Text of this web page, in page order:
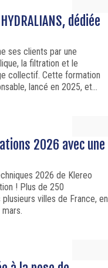
dédiée
ses clients par une
la filtration et le
collectif. Cette formation
lancé en 2025, et...
2026 avec une
2026 de Klereo
! Plus de 250
villes de France, en